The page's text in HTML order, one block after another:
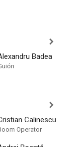
Badea
Calinescu
Operator